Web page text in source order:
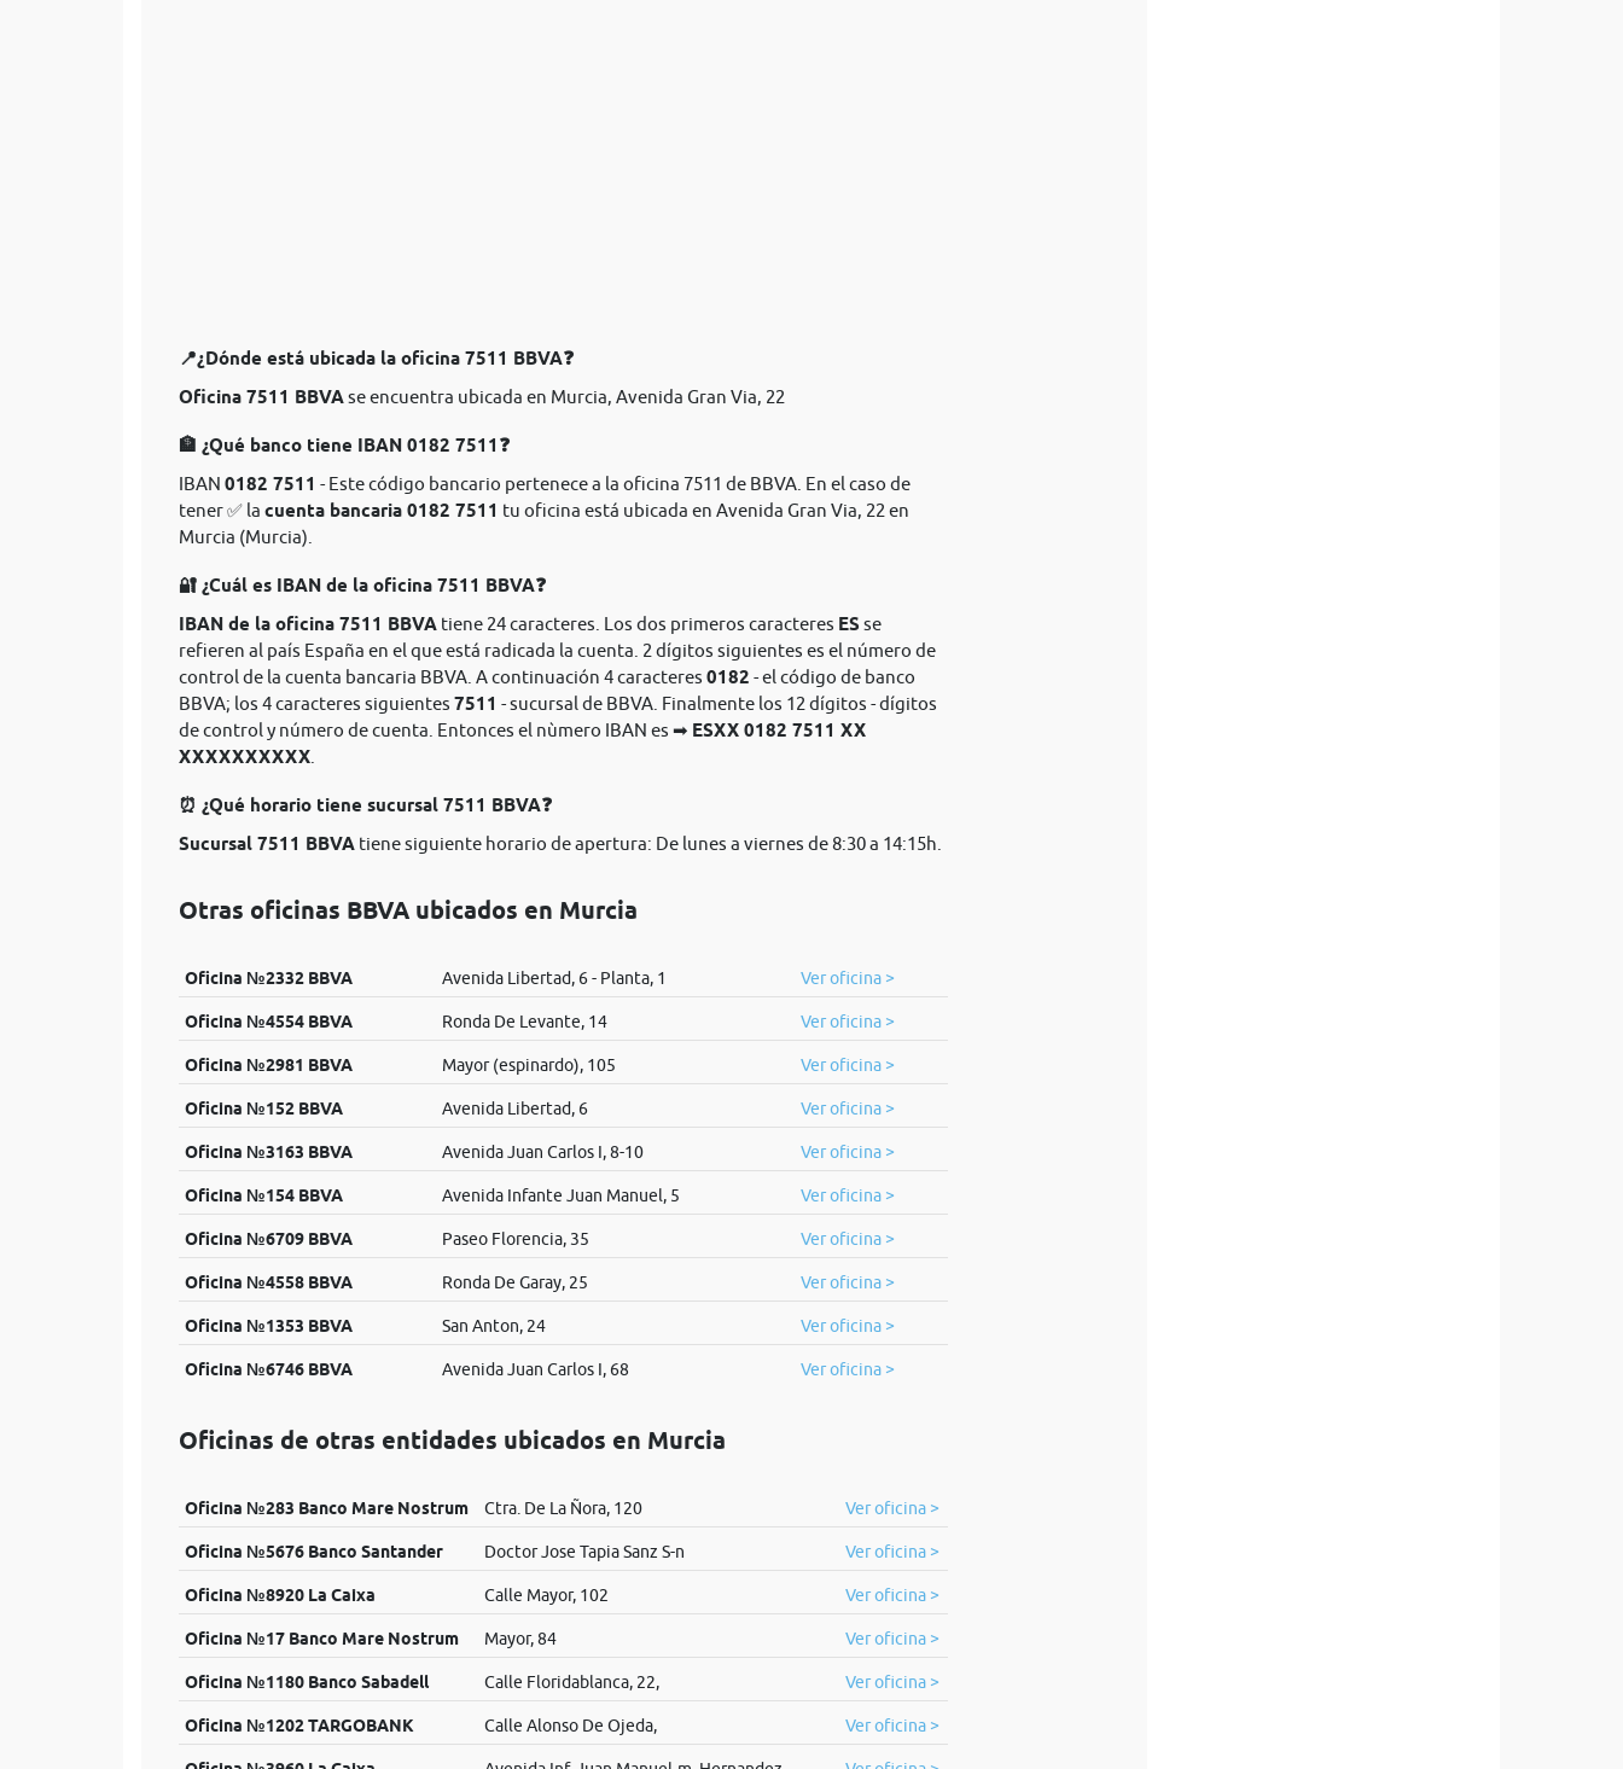
📍¿Dónde está ubicada la oficina 7511 BBVA❓
Oficina 7511 BBVAse encuentra ubicada en Murcia, Avenida Gran Via, 22
🏦 ¿Qué banco tiene IBAN 0182 7511❓
IBAN 0182 7511 - Este código bancario pertenece a la oficina 7511 de BBVA. En el caso de
tener ✅ la cuenta bancaria 0182 7511 tu oficina está ubicada en Avenida Gran Via, 22 en
Murcia (Murcia).
🔐 ¿Cuál es IBAN de la oficina 7511 BBVA❓
IBAN de la oficina 7511 BBVA tiene 24 caracteres. Los dos primeros caracteres ES se
refieren al país España en el que está radicada la cuenta. 2 dígitos siguientes es el número de
control de la cuenta bancaria BBVA. A continuación 4 caracteres 0182 - el código de banco
BBVA; los 4 caracteres siguientes 7511 - sucursal de BBVA. Finalmente los 12 dígitos - dígitos
de control y número de cuenta. Entonces el nùmero IBAN es ➡ ESXX 0182 7511 XX
XXXXXXXXXX
⏰ ¿Qué horario tiene sucursal 7511 BBVA❓
Sucursal 7511 BBVA tiene siguiente horario de apertura: De lunes a viernes de 8:30 a 14:15h.
Otras oficinas BBVA ubicados en Murcia
Oficina №2332 BBVA Avenida Libertad, 6 - Planta, 1 Ver oficina >
Oficina №4554 BBVA Ronda De Levante, 14 Ver oficina >
Oficina №2981 BBVA Mayor (espinardo), 105 Ver oficina >
Oficina №152 BBVA Avenida Libertad, 6 Ver oficina >
Oficina №3163 BBVA Avenida Juan Carlos I, 8-10 Ver oficina >
Oficina №154 BBVA Avenida Infante Juan Manuel, 5 Ver oficina >
Oficina №6709 BBVA Paseo Florencia, 35 Ver oficina >
Oficina №4558 BBVA Ronda De Garay, 25 Ver oficina >
Oficina №1353 BBVA San Anton, 24 Ver oficina >
Oficina №6746 BBVA Avenida Juan Carlos I, 68 Ver oficina >
Oficinas de otras entidades ubicados en Murcia
Oficina №283 Banco Mare Nostrum Ctra. De La Ñora, 120 Ver oficina >
Oficina №5676 Banco Santander Doctor Jose Tapia Sanz S-n Ver oficina >
Oficina №8920 La Caixa Calle Mayor, 102 Ver oficina >
Oficina №17 Banco Mare Nostrum Mayor, 84 Ver oficina >
Oficina №1180 Banco Sabadell Calle Floridablanca, 22, Ver oficina >
Oficina №1202 TARGOBANK Calle Alonso De Ojeda, Ver oficina >